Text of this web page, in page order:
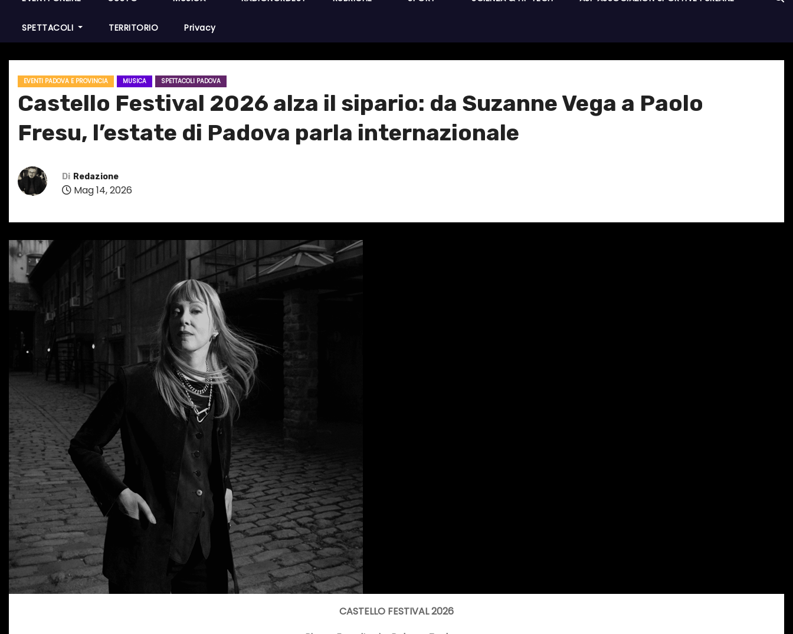
SPETTACOLI TERRITORIO Privacy
EVENTI PADOVA E PROVINCIA MUSICA SPETTACOLI PADOVA
Castello Festival 2026 alza il sipario: da Suzanne Vega a Paolo
Fresu, l’estate di Padova parla internazionale
Di Redazione
Mag 14, 2026
CASTELLO FESTIVAL 2026